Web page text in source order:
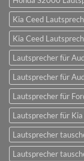
Kia Ceed
Kia Ceed
Lautsprecher für
Lautsprecher für
Lautsprecher für
Lautsprecher für Kia
Lautsprecher
Lautsprecher